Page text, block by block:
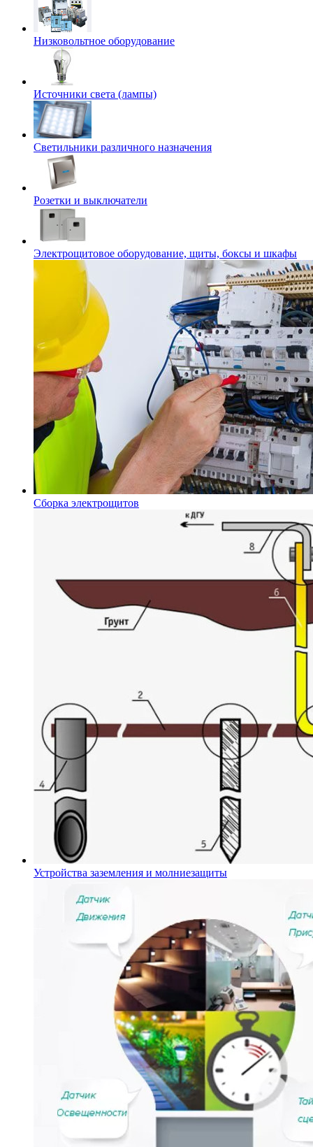
Низковольтное оборудование
Источники света (лампы)
Светильники различного назначения
Розетки и выключатели
Электрощитовое оборудование, щиты, боксы и шкафы
Сборка электрощитов
Устройства заземления и молниезащиты